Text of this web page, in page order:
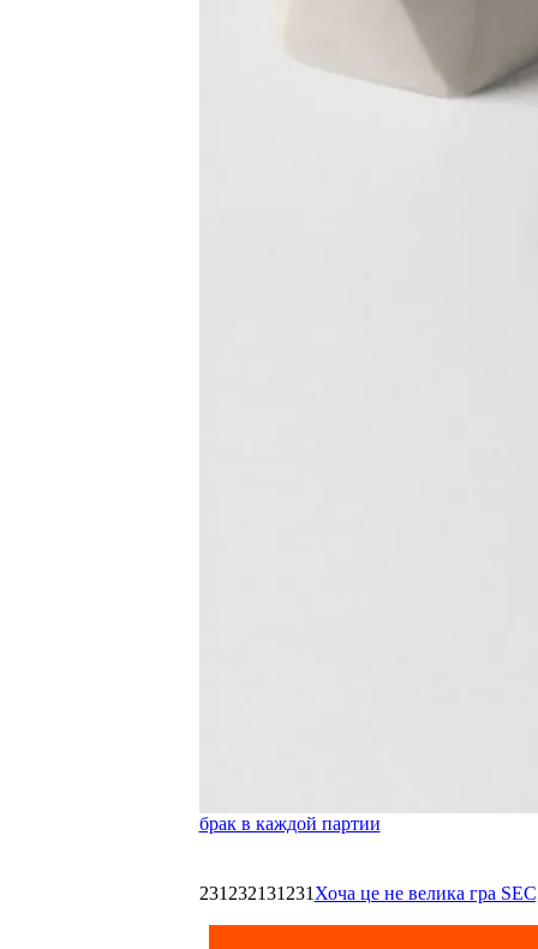
брак в каждой партии
231232131231 Хоча це не велика гра